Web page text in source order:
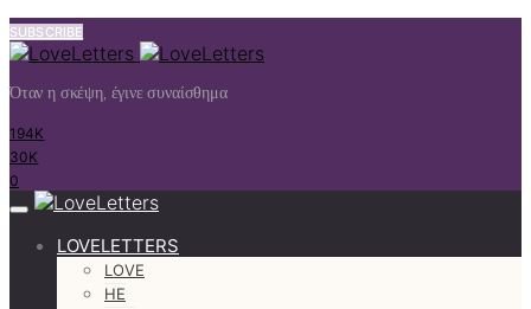
SUBSCRIBE
Όταν η σκέψη, έγινε συναίσθημα
194K
30K
0
LOVELETTERS
LOVE
HE